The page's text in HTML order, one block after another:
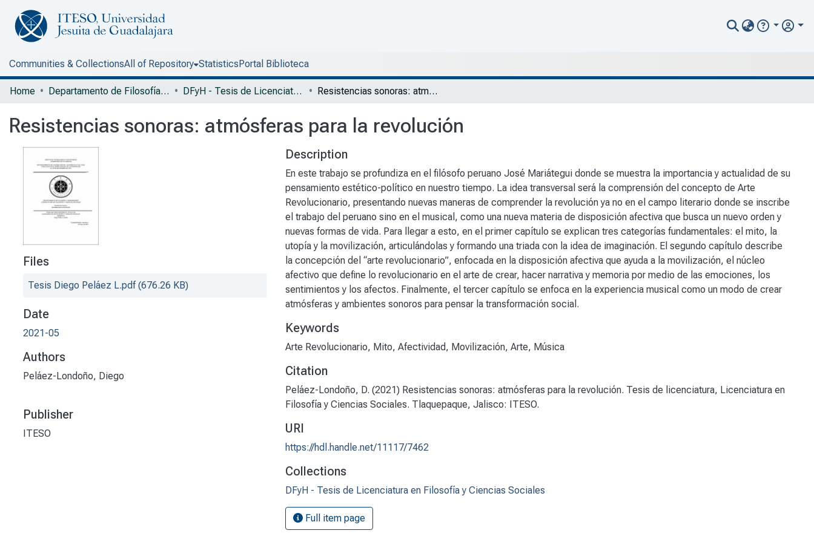
Communities & CollectionsAll of Repository StatisticsPortal Biblioteca
Home Departamento de Filosofía y Humanidades DFyH - Tesis de Licenciatura en Filosofía y Ciencias Sociales Resistencias sonoras: atmósferas para la revolución
Resistencias sonoras: atmósferas para la revolución
Files
Tesis Diego Peláez L.pdf(676.26 KB)
Date
2021-05
Authors
Peláez-Londoño, Diego
Publisher
ITESO
Description
En este trabajo se profundiza en el filósofo peruano José Mariátegui donde se muestra la importancia y actualidad de su
pensamiento estético-político en nuestro tiempo. La idea transversal será la comprensión del concepto de Arte
Revolucionario, presentando nuevas maneras de comprender la revolución ya no en el campo literario donde se inscribe
el trabajo del peruano sino en el musical, como una nueva materia de disposición afectiva que busca un nuevo orden y
nuevas formas de vida. Para llegar a esto, en el primer capítulo se explican tres categorías fundamentales: el mito, la
utopía y la movilización, articulándolas y formando una triada con la idea de imaginación. El segundo capítulo describe
la concepción del “arte revolucionario”, enfocada en la disposición afectiva que ayuda a la movilización, el núcleo
afectivo que define lo revolucionario en el arte de crear, hacer narrativa y memoria por medio de las emociones, los
sentimientos y los afectos. Finalmente, el tercer capítulo se enfoca en la experiencia musical como un modo de crear
atmósferas y ambientes sonoros para pensar la transformación social.
Keywords
Arte Revolucionario, Mito, Afectividad, Movilización, Arte, Música
Citation
Peláez-Londoño, D. (2021) Resistencias sonoras: atmósferas para la revolución. Tesis de licenciatura, Licenciatura en
Filosofía y Ciencias Sociales. Tlaquepaque, Jalisco: ITESO.
URI
https://hdl.handle.net/11117/7462
Collections
DFyH - Tesis de Licenciatura en Filosofía y Ciencias Sociales
Full item page